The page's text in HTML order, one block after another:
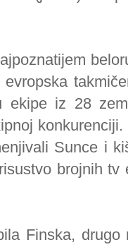
ekipe iz 28
Sunce i
brojnih
Finska,